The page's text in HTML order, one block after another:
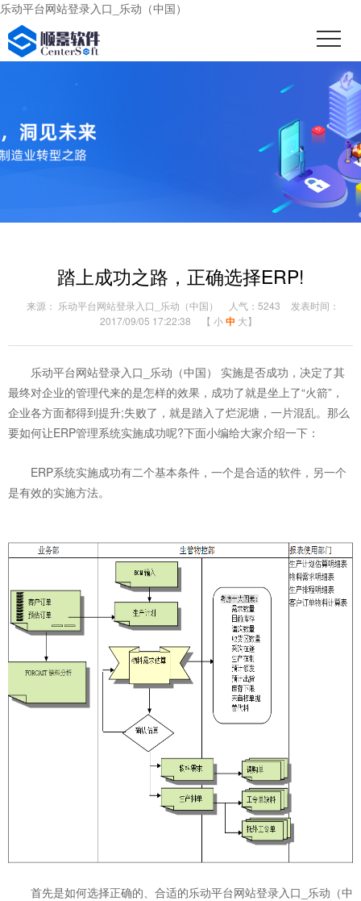
乐动平台网站登录入口_乐动（中国）
踏上成功之路，正确选择ERP!
来源： 乐动平台网站登录入口_乐动（中国） 人气：5243
发表时间：
2017/09/05 17:22:38
【 小中 大】
乐动平台网站登录入口_乐动（中国） 实施是否成功，决定了其
最终对企业的管理代来的是怎样的效果，成功了就是坐上了“火箭”，
企业各方面都得到提升;失败了，就是踏入了烂泥塘，一片混乱。那么
要如何让ERP管理系统实施成功呢?下面小编给大家介绍一下：
ERP系统实施成功有二个基本条件，一个是合适的软件，另一个
是有效的实施方法。
首先是如何选择正确的、合适的乐动平台网站登录入口_乐动（中